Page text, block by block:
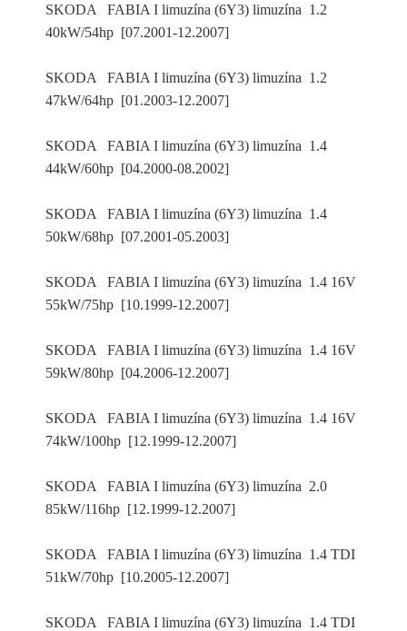
SKODA FABIA I limuzína (6Y3) limuzína 1.2
40kW/54hp [07.2001-12.2007]
SKODA FABIA I limuzína (6Y3) limuzína 1.2
47kW/64hp [01.2003-12.2007]
SKODA FABIA I limuzína (6Y3) limuzína 1.4
44kW/60hp [04.2000-08.2002]
SKODA FABIA I limuzína (6Y3) limuzína 1.4
50kW/68hp [07.2001-05.2003]
SKODA FABIA I limuzína (6Y3) limuzína 1.4 16V
55kW/75hp [10.1999-12.2007]
SKODA FABIA I limuzína (6Y3) limuzína 1.4 16V
59kW/80hp [04.2006-12.2007]
SKODA FABIA I limuzína (6Y3) limuzína 1.4 16V
74kW/100hp [12.1999-12.2007]
SKODA FABIA I limuzína (6Y3) limuzína 2.0
85kW/116hp [12.1999-12.2007]
SKODA FABIA I limuzína (6Y3) limuzína 1.4 TDI
51kW/70hp [10.2005-12.2007]
SKODA FABIA I limuzína (6Y3) limuzína 1.4 TDI